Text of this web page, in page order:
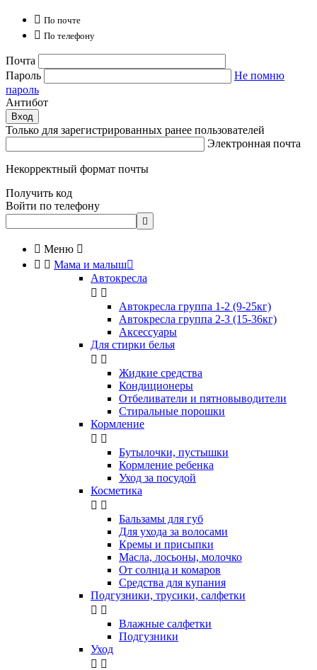
 По почте
 По телефону
Почта
Пароль
Не помню
пароль
Антибот
Вход
Только для зарегистрированных ранее пользователей
Электронная почта
Некорректный формат почты
Получить код
Войти по телефону

 Меню 
  Мама и малыш
Автокресла
 
Автокресла группа 1-2 (9-25кг)
Автокресла группа 2-3 (15-36кг)
Аксессуары
Для стирки белья
 
Жидкие средства
Кондиционеры
Отбеливатели и пятновыводители
Стиральные порошки
Кормление
 
Бутылочки, пустышки
Кормление ребенка
Уход за посудой
Косметика
 
Бальзамы для губ
Для ухода за волосами
Кремы и присыпки
Масла, лосьоны, молочко
От солнца и комаров
Средства для купания
Подгузники, трусики, салфетки
 
Влажные салфетки
Подгузники
Уход
 